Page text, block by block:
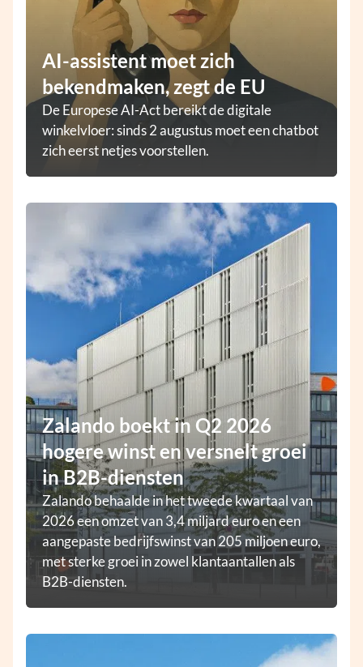
AI-assistent moet zich
bekendmaken, zegt de EU
De Europese AI-Act bereikt de digitale
winkelvloer: sinds 2 augustus moet een chatbot
zich eerst netjes voorstellen.
Zalando boekt in Q2 2026
hogere winst en versnelt groei
in B2B-diensten
Zalando behaalde in het tweede kwartaal van
2026 een omzet van 3,4 miljard euro en een
aangepaste bedrijfswinst van 205 miljoen euro,
met sterke groei in zowel klantaantallen als
B2B-diensten.